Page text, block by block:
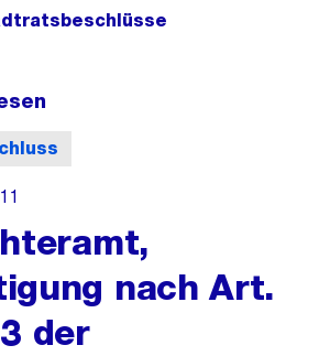
Breadcrumbs ein
nach Art.
der